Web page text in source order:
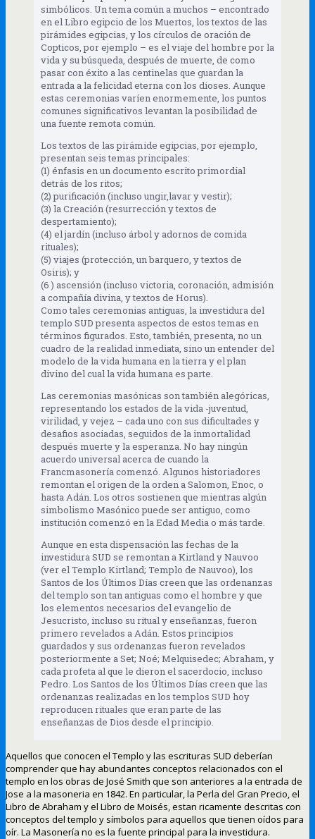
simbólicos. Un tema común a muchos – encontrado
en el Libro egipcio de los Muertos, los textos de las
pirámides egipcias, y los círculos de oración de
Copticos, por ejemplo – es el viaje del hombre por la
vida y su búsqueda, después de muerte, de como
pasar con éxito a las centinelas que guardan la
entrada a la felicidad eterna con los dioses. Aunque
estas ceremonias varíen enormemente, los puntos
comunes significativos levantan la posibilidad de
una fuente remota común.
Los textos de las pirámide egipcias, por ejemplo,
presentan seis temas principales:
(1) énfasis en un documento escrito primordial
detrás de los ritos;
(2) purificación (incluso ungir,lavar y vestir);
(3) la Creación (resurrección y textos de
despertamiento);
(4) el jardín (incluso árbol y adornos de comida
rituales);
(5) viajes (protección, un barquero, y textos de
Osiris); y
(6 ) ascensión (incluso victoria, coronación, admisión
a compañía divina, y textos de Horus).
Como tales ceremonias antiguas, la investidura del
templo SUD presenta aspectos de estos temas en
términos figurados. Esto, también, presenta, no un
cuadro de la realidad inmediata, sino un entender del
modelo de la vida humana en la tierra y el plan
divino del cual la vida humana es parte.
Las ceremonias masónicas son también alegóricas,
representando los estados de la vida -juventud,
virilidad, y vejez – cada uno con sus dificultades y
desafios asociadas, seguidos de la inmortalidad
después muerte y la esperanza. No hay ningún
acuerdo universal acerca de cuando la
Francmasonería comenzó. Algunos historiadores
remontan el origen de la orden a Salomon, Enoc, o
hasta Adán. Los otros sostienen que mientras algún
simbolismo Masónico puede ser antiguo, como
institución comenzó en la Edad Media o más tarde.
Aunque en esta dispensación las fechas de la
investidura SUD se remontan a Kirtland y Nauvoo
(ver el Templo Kirtland; Templo de Nauvoo), los
Santos de los Últimos Días creen que las ordenanzas
del templo son tan antiguas como el hombre y que
los elementos necesarios del evangelio de
Jesucristo, incluso su ritual y enseñanzas, fueron
primero revelados a Adán. Estos principios
guardados y sus ordenanzas fueron revelados
posteriormente a Set; Noé; Melquisedec; Abraham, y
cada profeta al que le dieron el sacerdocio, incluso
Pedro. Los Santos de los Últimos Días creen que las
ordenanzas realizadas en los templos SUD hoy
reproducen rituales que eran parte de las
enseñanzas de Dios desde el principio.
Aquellos que conocen el Templo y las escrituras SUD deberían
comprender que hay abundantes conceptos relacionados con el
templo en los obras de José Smith que son anteriores a la entrada de
Jose a la masoneria en 1842. En particular, la Perla del Gran Precio, el
Libro de Abraham y el Libro de Moisés, estan ricamente descritas con
conceptos del templo y símbolos para aquellos que tienen oídos para
oír. La Masonería no es la fuente principal para la investidura.